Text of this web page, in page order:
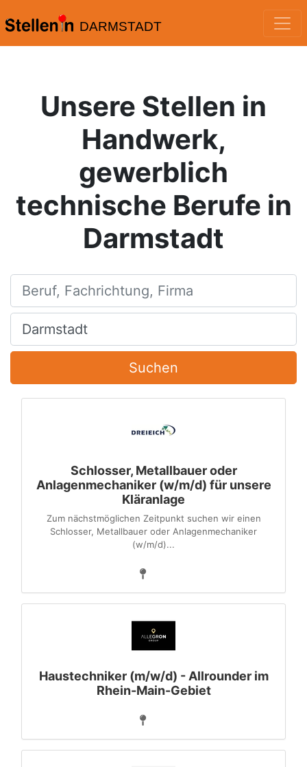
DARMSTADT
Unsere Stellen in
Handwerk,
gewerblich
technische Berufe in
Darmstadt
Beruf, Fachrichtung, Firma
Ort, Stadt
Suchen
Schlosser, Metallbauer oder
Anlagenmechaniker (w/m/d) für unsere
Kläranlage
Zum nächstmöglichen Zeitpunkt suchen wir einen
Schlosser, Metallbauer oder Anlagenmechaniker
(w/m/d)...
Haustechniker (m/w/d) - Allrounder im
Rhein-Main-Gebiet